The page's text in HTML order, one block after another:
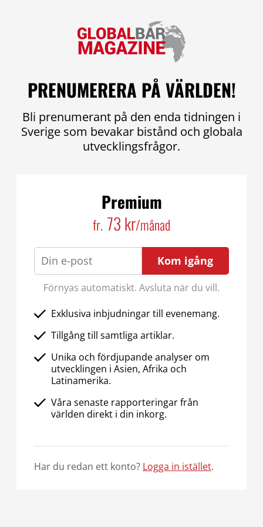
PRENUMERERA PÅ VÄRLDEN!
Bli prenumerant på den enda tidningen i
Sverige som bevakar bistånd och globala
utvecklingsfrågor.
Premium
fr. 73 kr/månad
Kom igång
Förnyas automatiskt. Avsluta när du vill.
Exklusiva inbjudningar till evenemang.
Tillgång till samtliga artiklar.
Unika och fördjupande analyser om
utvecklingen i Asien, Afrika och
Latinamerika.
Våra senaste rapporteringar från
världen direkt i din inkorg.
Har du redan ett konto? Logga in istället.